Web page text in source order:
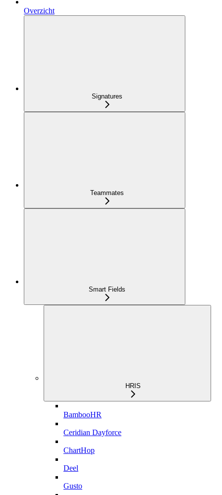
Overzicht
Signatures
Teammates
Smart Fields
HRIS
BambooHR
Ceridian Dayforce
ChartHop
Deel
Gusto